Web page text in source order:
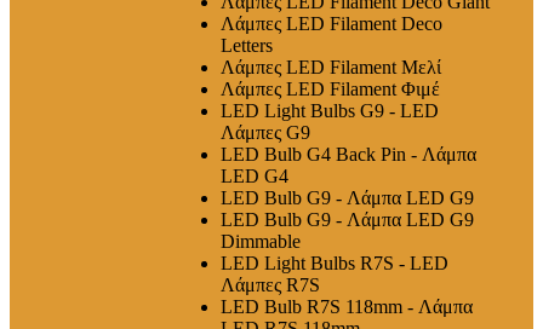
Λάμπες LED Filament Deco
Letters
Λάμπες LED Filament Μελί
Λάμπες LED Filament Φιμέ
LED Light Bulbs G9 - LED
Λάμπες G9
LED Bulb G4 Back Pin - Λάμπα
LED G4
LED Bulb G9 - Λάμπα LED G9
LED Bulb G9 - Λάμπα LED G9
Dimmable
LED Light Bulbs R7S - LED
Λάμπες R7S
LED Bulb R7S 118mm - Λάμπα